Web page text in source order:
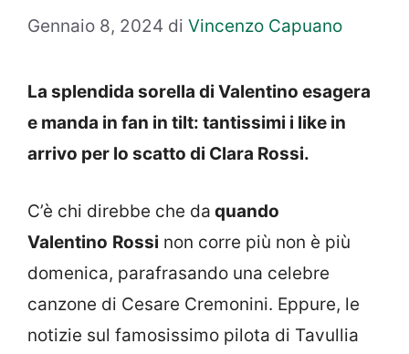
Gennaio 8, 2024 di Vincenzo Capuano
La splendida sorella di Valentino esagera
e manda in fan in tilt: tantissimi i like in
arrivo per lo scatto di Clara Rossi.
C’è chi direbbe che da quando
Valentino Rossi non corre più non è più
domenica, parafrasando una celebre
canzone di Cesare Cremonini. Eppure, le
notizie sul famosissimo pilota di Tavullia